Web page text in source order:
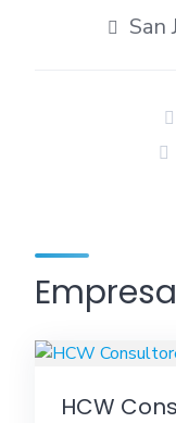
San
HCW